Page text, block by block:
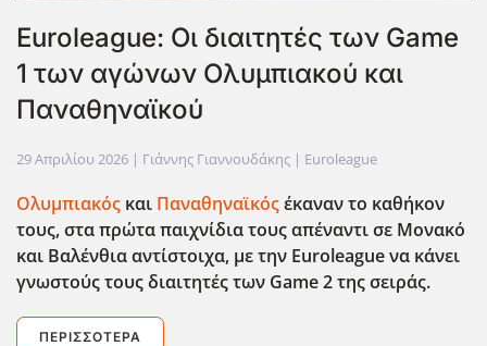
Euroleague: Οι διαιτητές των Game
1 των αγώνων Ολυμπιακού και
Παναθηναϊκού
29 Απριλίου 2026 | Γιάννης Γιαννουδάκης | Euroleague
Ολυμπιακός και Παναθηναϊκόςέκαναν το καθήκον
τους, στα πρώτα παιχνίδια τους απέναντι σε Μονακό
και Βαλένθια αντίστοιχα, με την Euroleagueνα κάνει
γνωστούς τους διαιτητές των Game2 της σειράς.
ΠΕΡΙΣΣΌΤΕΡΑ